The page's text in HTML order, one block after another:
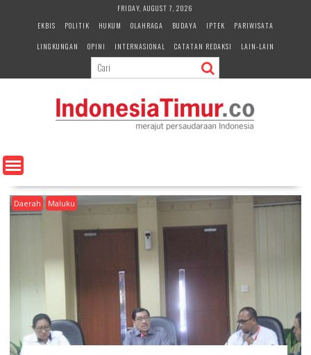
e
n
FRIDAY, AUGUST 7, 2026
EKBIS
POLITIK HUKUM OLAHRAGA BUDAYA IPTEK
PARIWISATA
LINGKUNGAN
OPINI INTERNASIONAL CATATAN REDAKSI LAIN-LAIN
Daerah Maluku